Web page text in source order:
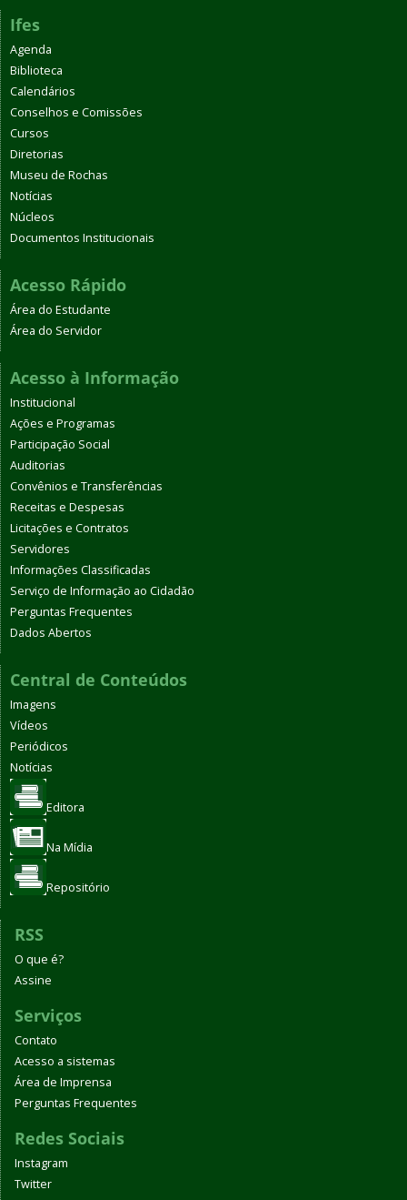
Ifes
Agenda
Biblioteca
Calendários
Conselhos e Comissões
Cursos
Diretorias
Museu de Rochas
Notícias
Núcleos
Documentos Institucionais
Acesso Rápido
Área do Estudante
Área do Servidor
Acesso à Informação
Institucional
Ações e Programas
Participação Social
Auditorias
Convênios e Transferências
Receitas e Despesas
Licitações e Contratos
Servidores
Informações Classificadas
Serviço de Informação ao Cidadão
Perguntas Frequentes
Dados Abertos
Central de Conteúdos
Imagens
Vídeos
Periódicos
Notícias
Editora
Na Mídia
Repositório
RSS
O que é?
Assine
Serviços
Contato
Acesso a sistemas
Área de Imprensa
Perguntas Frequentes
Redes Sociais
Instagram
Twitter